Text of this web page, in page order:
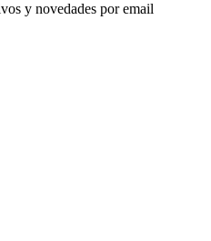
y novedades por email